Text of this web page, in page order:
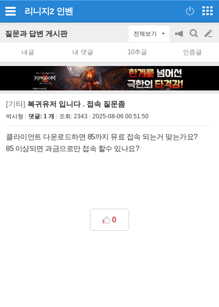
리니지2 인벤
질문과 답변 게시판 전체보기
공
on/off
검
색
글
쓰
내글 내 댓글 10추글 인증글
[기타] 복귀유저 입니다 . 접속 질문좀
박사형 댓글: 1 개 조회: 2343 2025-08-06 00:51:50
클라이언트 다운로드하면 85까지 뮤료 접속 되는거 맞는가요?
85 이상되면 과금으로만 접속 할수 있나요?
0